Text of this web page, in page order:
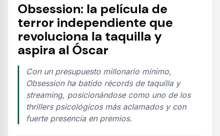
Obsession: la película de
terror independiente que
revoluciona la taquilla y
aspira al Óscar
Con un presupuesto millonario mínimo,
Obsession ha batido récords de taquilla y
streaming, posicionándose como uno de los
thrillers psicológicos más aclamados y con
fuerte presencia en premios.